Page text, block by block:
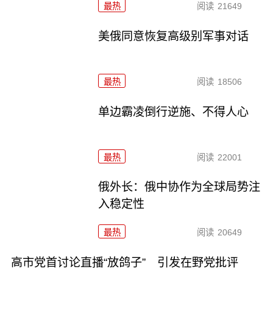
最热 阅读 21649
美俄同意恢复高级别军事对话
最热 阅读 18506
单边霸凌倒行逆施、不得人心
最热 阅读 22001
俄外长：俄中协作为全球局势注
入稳定性
最热 阅读 20649
高市党首讨论直播“放鸽子” 引发在野党批评